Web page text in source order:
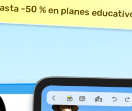
-50 % en planes